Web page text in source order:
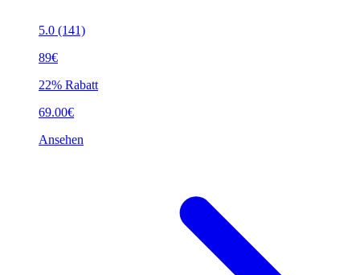
5.0 (141)
89€
22% Rabatt
69.00€
Ansehen